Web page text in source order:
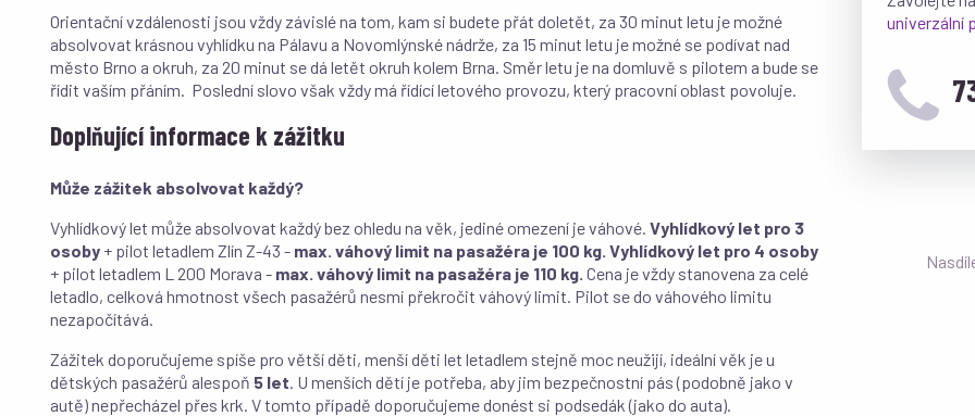
Orientační vzdálenosti jsou vždy závislé na tom, kam si budete přát doletět, za 30 minut letu je možné
absolvovat krásnou vyhlídku na Pálavu a Novomlýnské nádrže, za 15 minut letu je možné se podívat nad
město Brno a okruh, za 20 minut se dá letět okruh kolem Brna. Směr letu je na domluvě s pilotem a bude se
řídit vaším přáním. Poslední slovo však vždy má řídící letového provozu, který pracovní oblast povoluje.
Doplňující informace k zážitku
Může zážitek absolvovat každý?
Vyhlídkový let může absolvovat každý bez ohledu na věk, jediné omezení je váhové.Vyhlídkový let pro 3
osoby + pilot letadlem Zlín Z-43 - max. váhový limit na pasažéra je 100 kg.Vyhlídkový let pro 4 osoby
+ pilot letadlem L 200 Morava - max. váhový limit na pasažéra je 110 kg.Cena je vždy stanovena za celé
letadlo, celková hmotnost všech pasažérů nesmí překročit váhový limit. Pilot se do váhového limitu
nezapočítává.
Zážitek doporučujeme spíše pro větší děti, menší děti let letadlem stejně moc neužijí, ideální věk je u
dětských pasažérů alespoň 5 let . U menších dětí je potřeba, aby jim bezpečnostní pás (podobně jako v
autě) nepřecházel přes krk. V tomto případě doporučujeme donést si podsedák (jako do auta).
univerzální